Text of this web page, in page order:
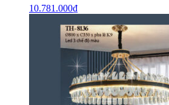
10.781.000₫